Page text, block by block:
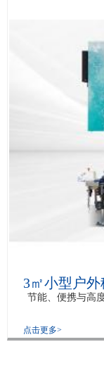
3㎡小型户
节能、便携与高
点击更多>